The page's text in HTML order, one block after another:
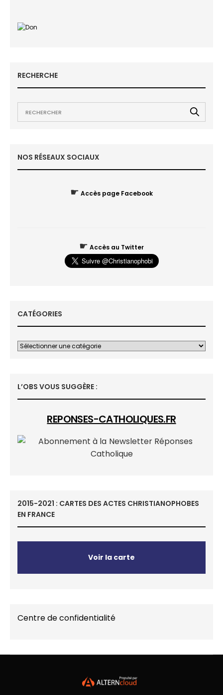
RECHERCHE
NOS RÉSEAUX SOCIAUX
☛ Accès page Facebook
☛ Accès au Twitter
CATÉGORIES
L’OBS VOUS SUGGÈRE :
REPONSES-CATHOLIQUES.FR
2015-2021 : CARTES DES ACTES CHRISTIANOPHOBES
EN FRANCE
Voir la carte
Centre de confidentialité